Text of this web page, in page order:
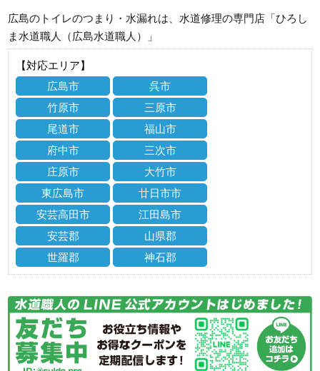
広島のトイレのつまり・水漏れは、水道修理の専門店「ひろし
ま水道職人（広島水道職人）」
【対応エリア】
広島市
呉市
竹原市
三原市
尾道市
福山市
府中市
三次市
庄原市
大竹市
東広島市
廿日市市
安芸高田市
江田島市
安芸郡
山県郡
世羅郡
神石郡